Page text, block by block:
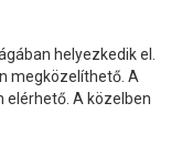
helyezkedik el.
megközelíthető. A
elérhető. A közelben